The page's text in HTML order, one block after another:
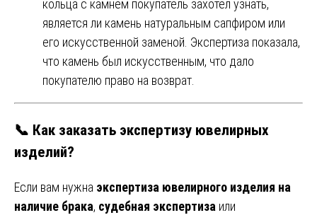
кольца с камнем покупатель захотел узнать,
является ли камень натуральным сапфиром или
его искусственной заменой. Экспертиза показала,
что камень был искусственным, что дало
покупателю право на возврат.
📞 Как заказать экспертизу ювелирных
изделий?
Если вам нужна экспертиза ювелирного изделия на
наличие брака, судебная экспертиза или